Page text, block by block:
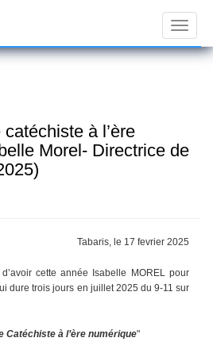
Toggle
à l’ère
Morel- Directrice de
Tabaris, le 17 fevrier 2025
cette année Isabelle MOREL pour
dure trois jours en juillet 2025 du 9-11 sur
Catéchiste à l’ère numérique"